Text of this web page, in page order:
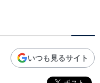
いつも見るサイト